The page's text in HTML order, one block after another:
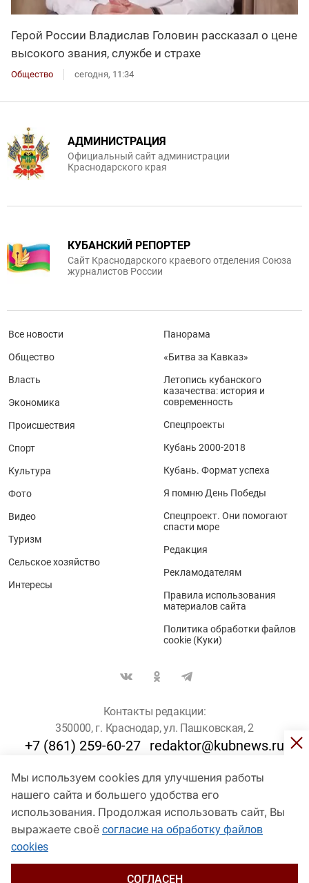
Герой России Владислав Головин рассказал о цене
высокого звания, службе и страхе
Общество сегодня, 11:34
Мы используем cookies для улучшения работы
нашего сайта и большего удобства его
использования. Продолжая использовать сайт, Вы
выражаете своё согласие на обработку файлов
cookies
СОГЛАСЕН
АДМИНИСТРАЦИЯ
Официальный сайт администрации
Краснодарского края
КУБАНСКИЙ РЕПОРТЕР
Сайт Краснодарского краевого отделения Союза
журналистов России
Все новости
Общество
Власть
Экономика
Происшествия
Спорт
Культура
Фото
Видео
Туризм
Сельское хозяйство
Интересы
Панорама
«Битва за Кавказ»
Летопись кубанского
казачества: история и
современность
Спецпроекты
Кубань 2000-2018
Кубань. Формат успеха
Я помню День Победы
Спецпроект. Они помогают
спасти море
Редакция
Рекламодателям
Правила использования
материалов сайта
Политика обработки файлов
cookie (Куки)
Контакты редакции:
350000, г. Краснодар, ул. Пашковская, 2
+7 (861) 259-60-27 redaktor@kubnews.ru
Для пользователей старше 16 лет
© Кубанские Новости, 2017
Сетевое издание «kubnews» зарегистрировано Федеральной
службой по надзору в сфере связи, информационных технологий
и массовых коммуникаций (Роскомнадзор). Регистрационный